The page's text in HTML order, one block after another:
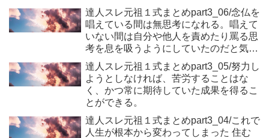
達人スレ元祖１式まとめpart3_06/念仏を
唱えている間は無思考になれる。唱えて
いない間は自分や他人を責めたり罵る思
考を息を吸うようにしていたのだと気付
いた。
達人スレ元祖１式まとめpart3_05/努力し
ようとしなければ、苦労することはな
く、かつ常に期待していた成果を得るこ
とができる。
達人スレ元祖１式まとめpart3_04/これで
人生が根本から変わってしまった 住む